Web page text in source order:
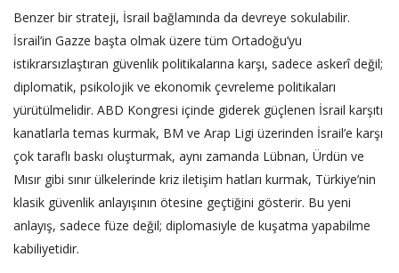
Benzer bir strateji, İsrail bağlamında da devreye sokulabilir.
İsrail’in Gazze başta olmak üzere tüm Ortadoğu’yu
istikrarsızlaştıran güvenlik politikalarına karşı, sadece askerî değil;
diplomatik, psikolojik ve ekonomik çevreleme politikaları
yürütülmelidir. ABD Kongresi içinde giderek güçlenen İsrail karşıtı
kanatlarla temas kurmak, BM ve Arap Ligi üzerinden İsrail’e karşı
çok taraflı baskı oluşturmak, aynı zamanda Lübnan, Ürdün ve
Mısır gibi sınır ülkelerinde kriz iletişim hatları kurmak, Türkiye’nin
klasik güvenlik anlayışının ötesine geçtiğini gösterir. Bu yeni
anlayış, sadece füze değil; diplomasiyle de kuşatma yapabilme
kabiliyetidir.